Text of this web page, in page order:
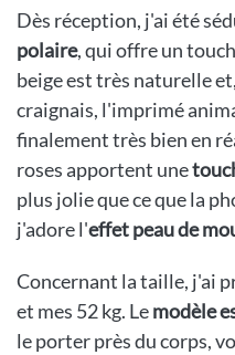
Dès réception, j'ai été
polaire, qui offre un
beige est très naturelle
craignais, l'imprimé
finalement très bien en
roses apportent une
plus jolie que ce que la
j'adore l'effet peau de
Concernant la taille, j'ai
et mes 52 kg. Lemodèle
le porter près du corps,